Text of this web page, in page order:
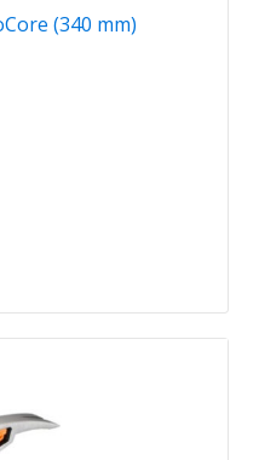
(340 mm)